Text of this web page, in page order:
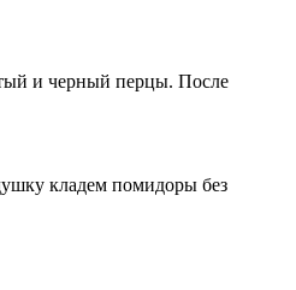
и черный перцы. После
кладем помидоры без